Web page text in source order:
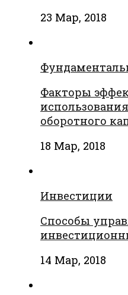
23 Мар, 2018
Факторы
оборотного
18 Мар, 2018
Инвестиции
Способы
14 Мар, 2018